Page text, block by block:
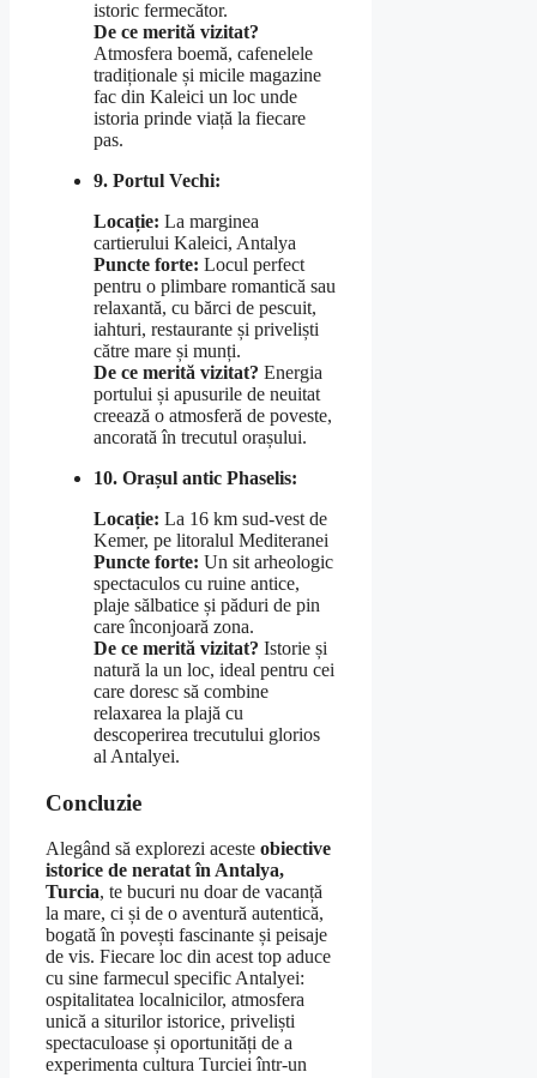
istoric fermecător.
De ce merită vizitat?
Atmosfera boemă, cafenelele
tradiționale și micile magazine
fac din Kaleici un loc unde
istoria prinde viață la fiecare
pas.
9. Portul Vechi:
Locație: La marginea
cartierului Kaleici, Antalya
Puncte forte: Locul perfect
pentru o plimbare romantică sau
relaxantă, cu bărci de pescuit,
iahturi, restaurante și priveliști
către mare și munți.
De ce merită vizitat? Energia
portului și apusurile de neuitat
creează o atmosferă de poveste,
ancorată în trecutul orașului.
10. Orașul antic Phaselis:
Locație: La 16 km sud-vest de
Kemer, pe litoralul Mediteranei
Puncte forte: Un sit arheologic
spectaculos cu ruine antice,
plaje sălbatice și păduri de pin
care înconjoară zona.
De ce merită vizitat? Istorie și
natură la un loc, ideal pentru cei
care doresc să combine
relaxarea la plajă cu
descoperirea trecutului glorios
al Antalyei.
Concluzie
Alegând să explorezi aceste obiective
istorice de neratat în Antalya,
Turcia, te bucuri nu doar de vacanță
la mare, ci și de o aventură autentică,
bogată în povești fascinante și peisaje
de vis. Fiecare loc din acest top aduce
cu sine farmecul specific Antalyei:
ospitalitatea localnicilor, atmosfera
unică a siturilor istorice, priveliști
spectaculoase și oportunități de a
experimenta cultura Turciei într-un